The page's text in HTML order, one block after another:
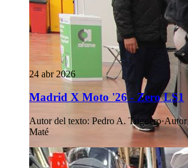
24 abr 2026
Madrid X Moto '26 - Zero LS1
Autor del texto: Pedro A. Triguero·Autor
Maté